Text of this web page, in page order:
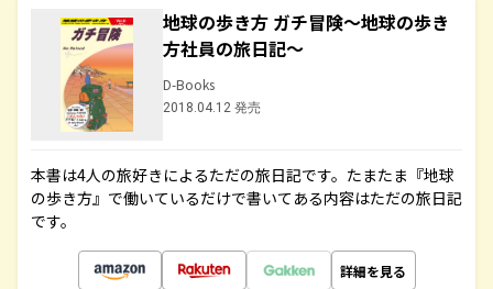
地球の歩き方 ガチ冒険～地球の歩き
方社員の旅日記～
D-Books
2018.04.12 発売
本書は4人の旅好きによるただの旅日記です。たまたま『地球
の歩き方』で働いているだけで書いてある内容はただの旅日記
です。
詳細を見る